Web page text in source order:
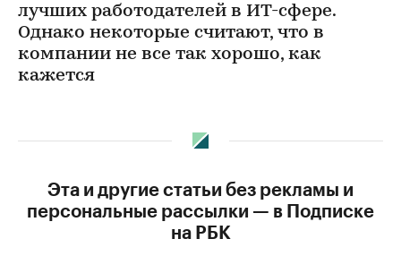
лучших работодателей в ИТ-сфере.
Однако некоторые считают, что в
компании не все так хорошо, как
кажется
Эта и другие статьи без рекламы и
персональные рассылки — в Подписке
на РБК